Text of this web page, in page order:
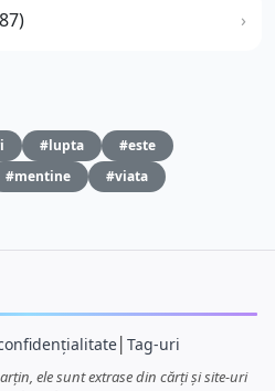
#lupta
#este
#mentine
#viata
│ Tag-uri
ele sunt extrase din cărți și site-uri